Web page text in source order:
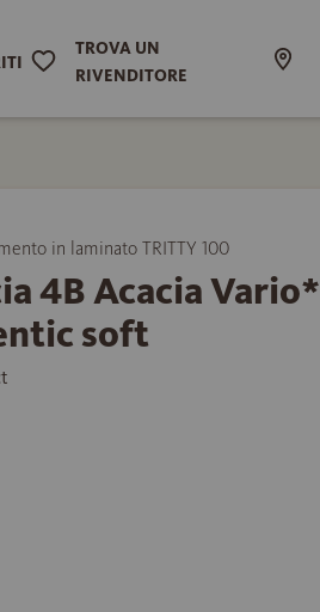
TROVA UN
RIVENDITORE
in laminato TRITTY 100
4B Acacia Vario*
soft